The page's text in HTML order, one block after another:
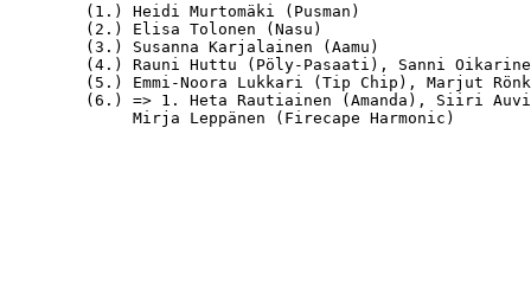
(1.) Heidi Murtomäki (Pusman)
(2.) Elisa Tolonen (Nasu)
(3.) Susanna Karjalainen (Aamu)
(4.) Rauni Huttu (Pöly-Pasaati), Sanni
(5.) Emmi-Noora Lukkari (Tip Chip), Marjut
(6.) => 1. Heta Rautiainen (Amanda), Siiri